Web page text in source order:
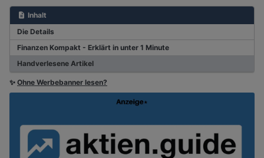
Inhalt
Die Details
Finanzen Kompakt - Erklärt in unter 1 Minute
Handverlesene Artikel
✨ Ohne Werbebanner lesen?